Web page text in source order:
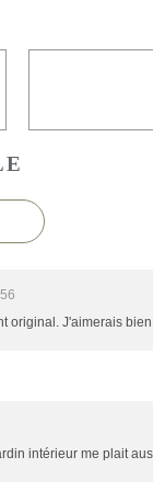
original. J'aimerais
intérieur me plait